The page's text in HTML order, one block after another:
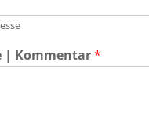
| Kommentar*